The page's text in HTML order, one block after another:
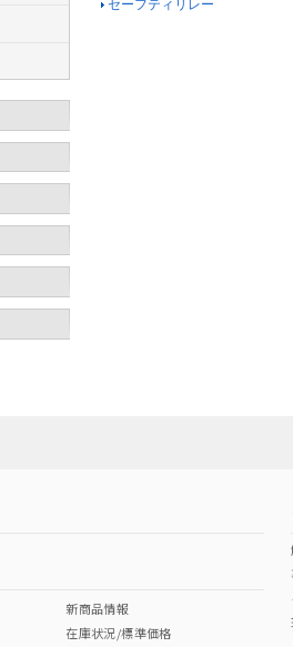
セーフティリレー
新商品情報
在庫状況/標準価格